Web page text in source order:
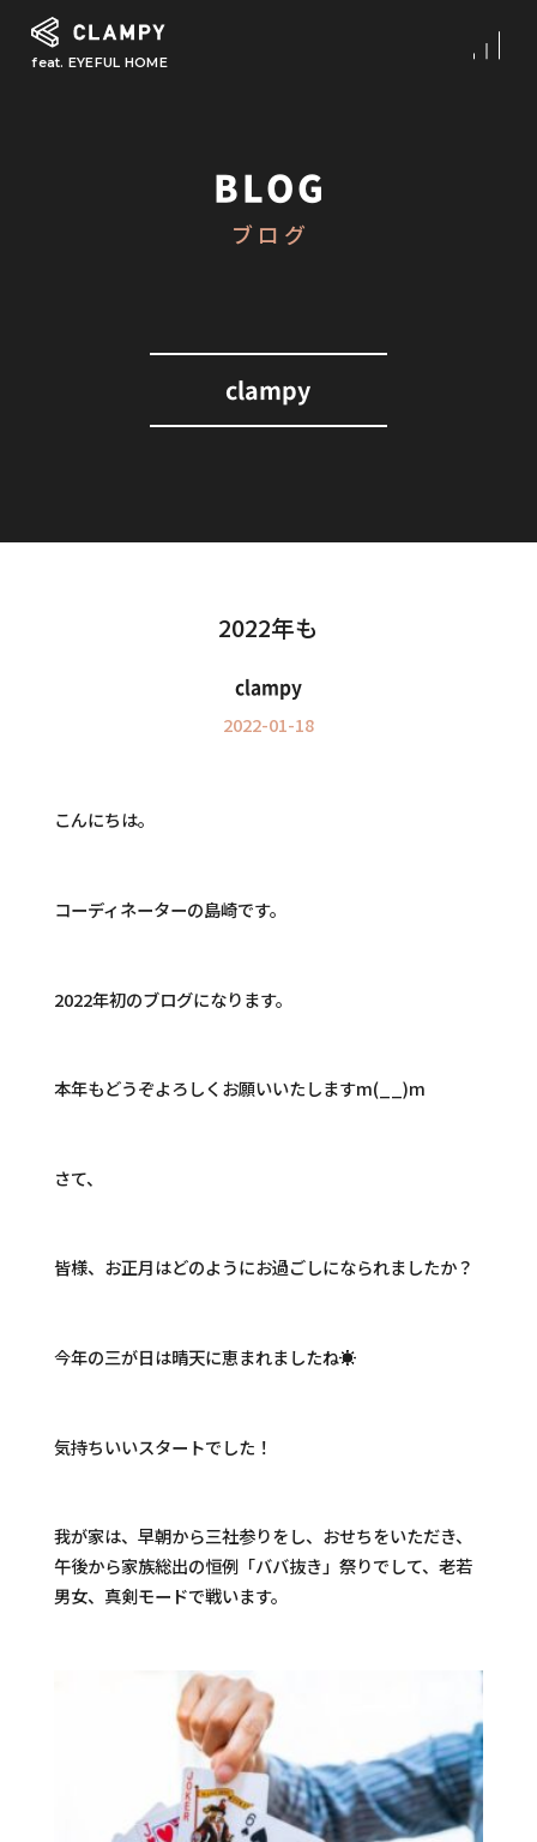
feat. EYEFUL HOME
Our Works
Information
BLOG
ブログ
clampy
2022年も
clampy
2022-01-18
こんにちは。
コーディネーターの島崎です。
2022年初のブログになります。
本年もどうぞよろしくお願いいたしますm(__)m
さて、
皆様、お正月はどのようにお過ごしになられましたか？
今年の三が日は晴天に恵まれましたね☀
気持ちいいスタートでした！
我が家は、早朝から三社参りをし、おせちをいただき、
午後から家族総出の恒例「ババ抜き」祭りでして、老若
男女、真剣モードで戦います。